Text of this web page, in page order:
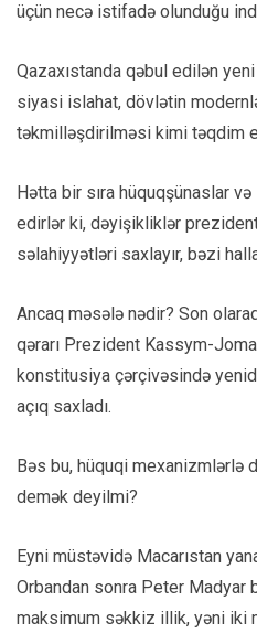
üçün necə istifadə olunduğu
Qazaxıstanda qəbul edilən
siyasi islahat, dövlətin
təkmilləşdirilməsi kimi təqdim
Hətta bir sıra hüquqşünaslar
edirlər ki, dəyişikliklər
səlahiyyətləri saxlayır, bəzi
Ancaq məsələ nədir? Son
qərarı Prezident Kassym-
konstitusiya çərçivəsində
açıq saxladı.
Bəs bu, hüquqi mexanizmlərlə
demək deyilmi?
Eyni müstəvidə Macarıstan
Orbandan sonra Peter Madyar
maksimum səkkiz illik, yəni iki